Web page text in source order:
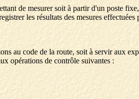
de mesurer soit à partir d'un poste
les résultats des mesures effectuées
au code de la route, soit à servir aux
opérations de contrôle suivantes :